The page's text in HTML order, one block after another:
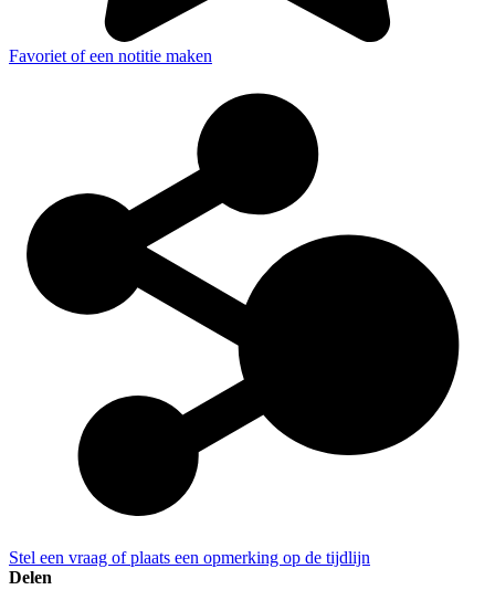
Favoriet of een notitie maken
Stel een vraag of plaats een opmerking op de tijdlijn
Delen